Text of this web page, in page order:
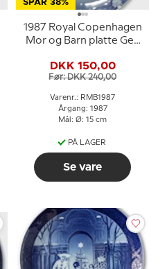
SPAR 38%
1987 Royal Copenhagen
Mor og Barn platte Ged
DKK 150,00
Før: DKK 240,00
Varenr.: RMB1987
Årgang: 1987
Mål: Ø: 15 cm
PÅ LAGER
Se vare